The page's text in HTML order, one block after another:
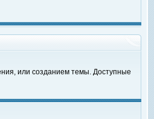
или созданием темы. Доступные